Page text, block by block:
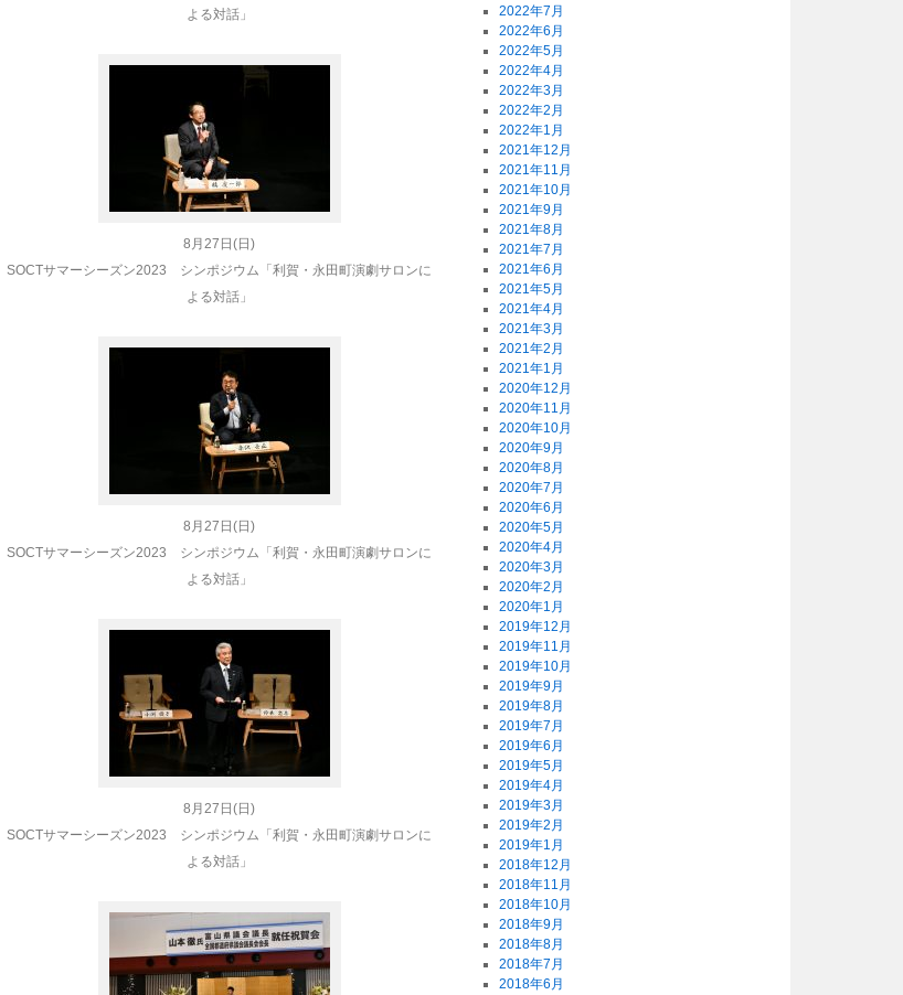
よる対話」
8月27日(日)
SOCTサマーシーズン2023 シンポジウム「利賀・永田町演劇サロンに
よる対話」
8月27日(日)
SOCTサマーシーズン2023 シンポジウム「利賀・永田町演劇サロンに
よる対話」
8月27日(日)
SOCTサマーシーズン2023 シンポジウム「利賀・永田町演劇サロンに
よる対話」
2022年7月
2022年6月
2022年5月
2022年4月
2022年3月
2022年2月
2022年1月
2021年12月
2021年11月
2021年10月
2021年9月
2021年8月
2021年7月
2021年6月
2021年5月
2021年4月
2021年3月
2021年2月
2021年1月
2020年12月
2020年11月
2020年10月
2020年9月
2020年8月
2020年7月
2020年6月
2020年5月
2020年4月
2020年3月
2020年2月
2020年1月
2019年12月
2019年11月
2019年10月
2019年9月
2019年8月
2019年7月
2019年6月
2019年5月
2019年4月
2019年3月
2019年2月
2019年1月
2018年12月
2018年11月
2018年10月
2018年9月
2018年8月
2018年7月
2018年6月